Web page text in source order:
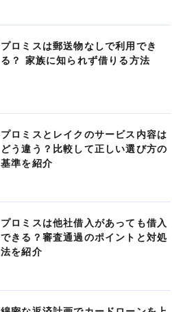
プロミスは郵送物なしで利用でき
る？ 家族に知られず借りる方法
プロミスとレイクのサービス内容は
どう違う？比較して正しい選び方の
基準を紹介
プロミスは他社借入があっても借入
できる？審査通過のポイントと対処
法を紹介